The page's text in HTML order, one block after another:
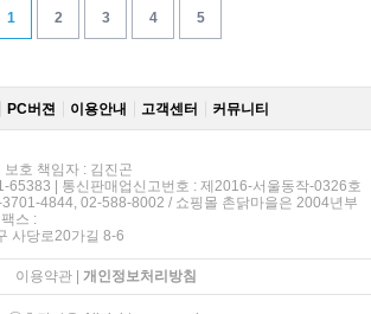
1 2 3 4 5
PC버젼 이용안내 고객센터 커뮤니티
호 책임자 : 김진곤
65383 | 통신판매업신고번호 : 제2016-서울동작-0326호
4844, 02-588-8002 / 쇼핑몰 촌닭마을은 2004년부
스 :
사당로20가길 8-6
이용약관| 개인정보처리방침